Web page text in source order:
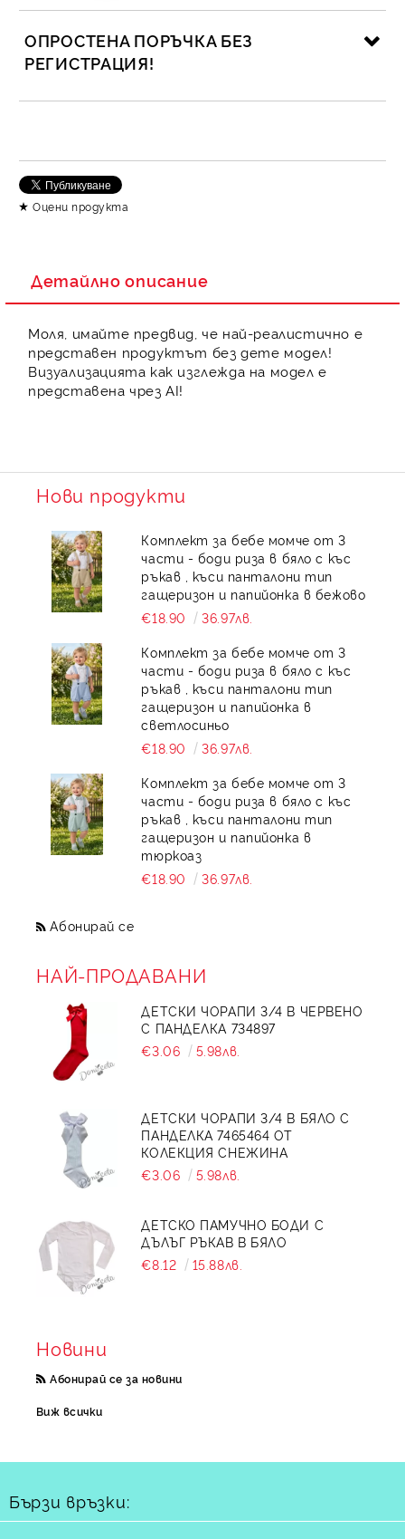
ОПРОСТЕНА ПОРЪЧКА БЕЗ
РЕГИСТРАЦИЯ!
Съгласен съм с
Оцени продукта
Детайлно описание
Моля, имайте предвид, че най-реалистично е
представен продуктът без дете модел!
Визуализацията как изглежда на модел е
представена чрез AI!
Нови продукти
Комплект за бебе момче от 3
части - боди риза в бяло с къс
ръкав , къси панталони тип
гащеризон и папийонка в бежово
€18.90
36.97лв.
Комплект за бебе момче от 3
части - боди риза в бяло с къс
ръкав , къси панталони тип
гащеризон и папийонка в
светлосиньо
€18.90
36.97лв.
Комплект за бебе момче от 3
части - боди риза в бяло с къс
ръкав , къси панталони тип
гащеризон и папийонка в
тюркоаз
€18.90
36.97лв.
Абонирай се
НАЙ-ПРОДАВАНИ
ДЕТСКИ ЧОРАПИ 3/4 В ЧЕРВЕНО
С ПАНДЕЛКА 734897
€3.06
5.98лв.
ДЕТСКИ ЧОРАПИ 3/4 В БЯЛО С
ПАНДЕЛКА 7465464 ОТ
КОЛЕКЦИЯ СНЕЖИНА
€3.06
5.98лв.
ДЕТСКО ПАМУЧНО БОДИ С
ДЪЛЪГ РЪКАВ В БЯЛО
€8.12
15.88лв.
Новини
Абонирай се за новини
Виж всички
Бързи връзки: